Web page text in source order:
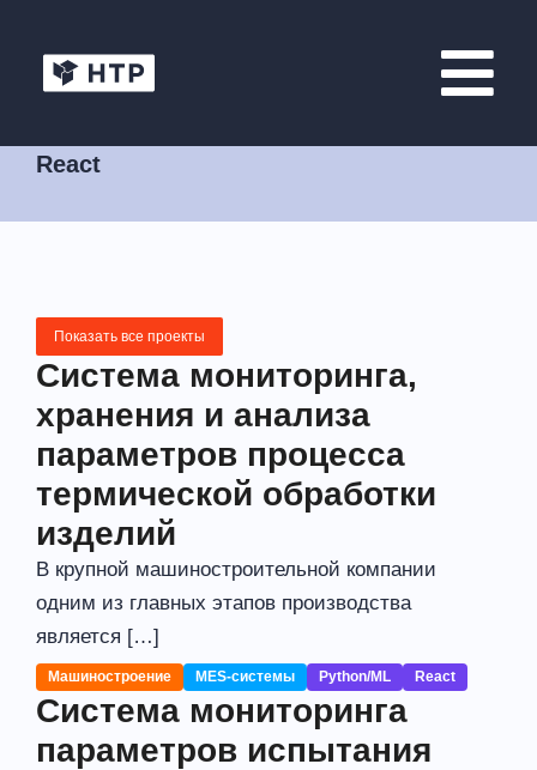
React
Показать все проекты
Система мониторинга,
хранения и анализа
параметров процесса
термической обработки
изделий
В крупной машиностроительной компании
одним из главных этапов производства
является […]
Машиностроение MES-системы Python/ML React
Система мониторинга
параметров испытания